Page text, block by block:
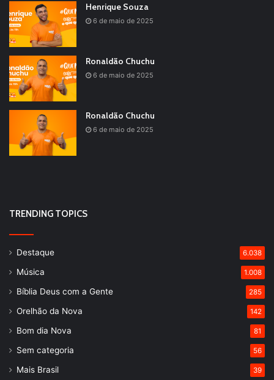
Henrique Souza
6 de maio de 2025
Ronaldão Chuchu
6 de maio de 2025
Ronaldão Chuchu
6 de maio de 2025
TRENDING TOPICS
Destaque 6.038
Música 1.008
Bíblia Deus com a Gente 285
Orelhão da Nova 142
Bom dia Nova 81
Sem categoria 56
Mais Brasil 39